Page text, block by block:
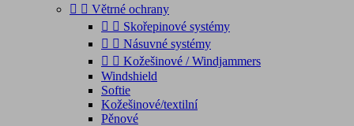
  Větrné ochrany
  Skořepinové systémy
  Násuvné systémy
  Kožešinové / Windjammers
Windshield
Softie
Kožešinové/textilní
Pěnové